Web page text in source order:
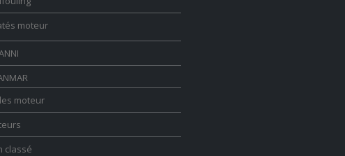
moteur
moteur
classé